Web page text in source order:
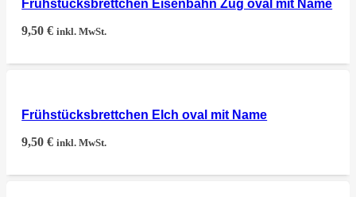
Frühstücksbrettchen Eisenbahn Zug oval mit Name
9,50€ inkl. MwSt.
Frühstücksbrettchen Elch oval mit Name
9,50€ inkl. MwSt.